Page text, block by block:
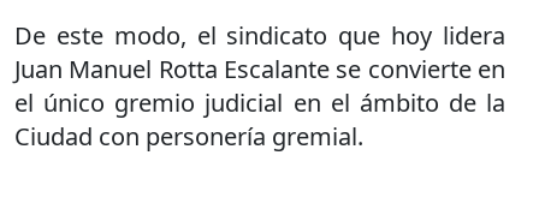
De este modo, el sindicato que hoy lidera
Juan Manuel Rotta Escalante se convierte en
el único gremio judicial en el ámbito de la
Ciudad con personería gremial.